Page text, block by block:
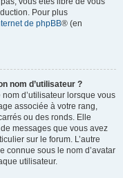
Pour plus
de phpBB® (en
nom d’utilisateur ?
d’utilisateur lorsque vous
associée à votre rang,
ou des ronds. Elle
messages que vous avez
sur le forum. L’autre
connue sous le nom d’avatar
utilisateur.